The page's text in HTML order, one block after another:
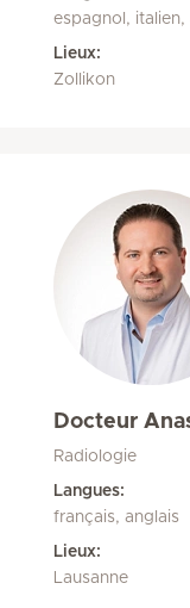
espagnol,
Lieux:
Zollikon
Docteur
Radiologie
Langues:
français, anglais
Lieux:
Lausanne